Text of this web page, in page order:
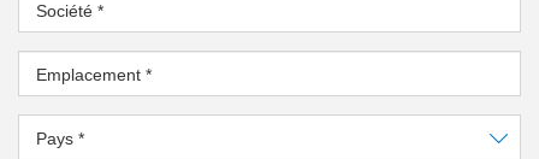
Société *
Emplacement *
Pays *